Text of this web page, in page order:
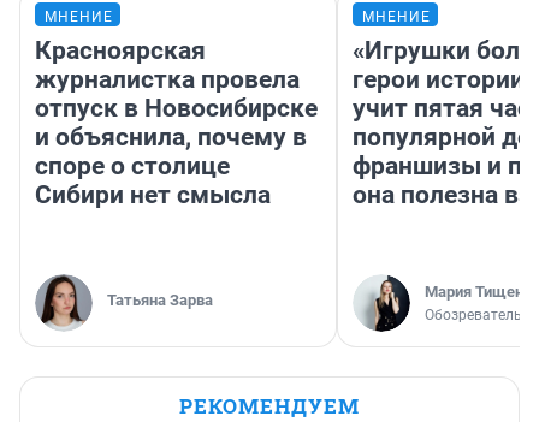
МНЕНИЕ
Красноярская
журналистка провела
отпуск в Новосибирске
и объяснила, почему в
споре о столице
Сибири нет смысла
Татьяна Зарва
МНЕНИЕ
«Игрушки
герои
учит пятая
популярной
франшизы и
она полезна
Мария Тищенко
Обозреватель
РЕКОМЕНДУЕМ